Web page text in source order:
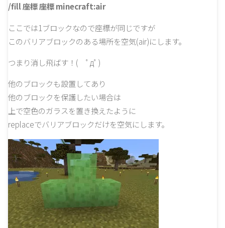
/fill 座標 座標 minecraft:air
ここでは1ブロックなので座標が同じですが
このバリアブロックのある場所を空気(air)にします。
つまり消し飛ばす！( ﾟдﾟ)
他のブロックも設置してあり
他のブロックを保護したい場合は
上で空色のガラスを置き換えたように
replaceでバリアブロックだけを空気にします。